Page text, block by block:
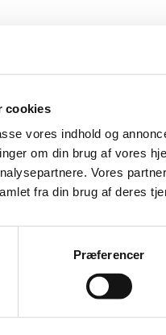
cookies
vores indhold og
om din brug af vores
Vores
fra din brug af deres
Præferencer